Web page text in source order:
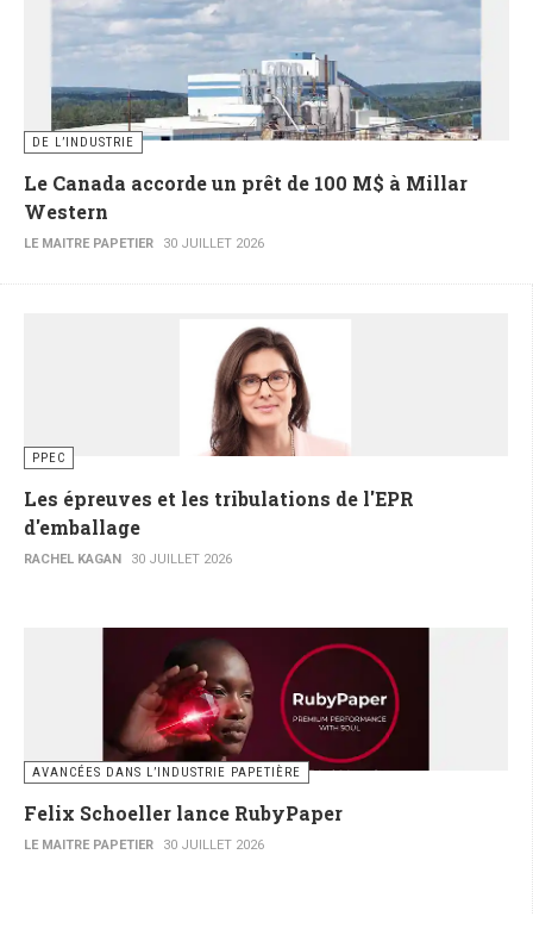
DE L’INDUSTRIE
Le Canada accorde un prêt de 100 M$ à Millar
Western
LE MAITRE PAPETIER 30 JUILLET 2026
PPEC
Les épreuves et les tribulations de l'EPR
d'emballage
RACHEL KAGAN 30 JUILLET 2026
AVANCÉES DANS L’INDUSTRIE PAPETIÈRE
Felix Schoeller lance RubyPaper
LE MAITRE PAPETIER 30 JUILLET 2026